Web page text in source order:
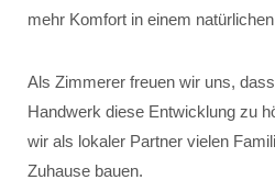
mehr Komfort in einem
Als Zimmerer freuen wir uns,
Handwerk diese Entwicklung zu
wir als lokaler Partner vielen
Zuhause bauen.